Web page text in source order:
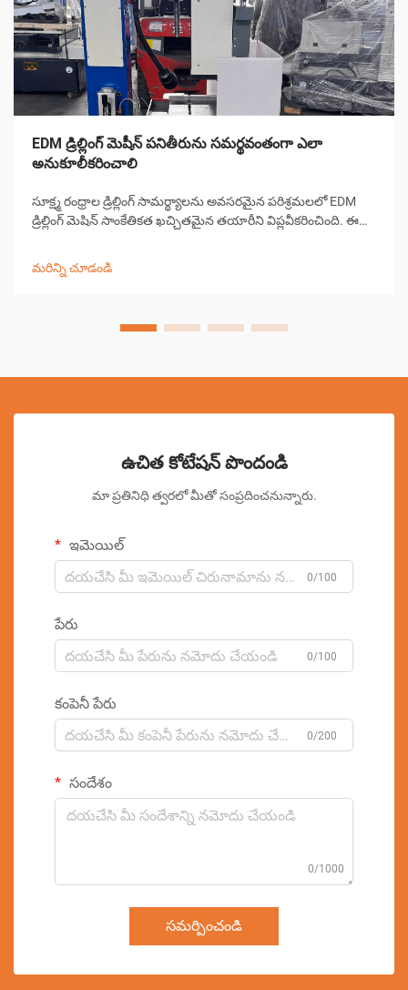
EDM డ్రిల్లింగ్ మెషీన్ పనితీరును సమర్థవంతంగా ఎలా
అనుకూలీకరించాలి
సూక్ష్మ రంధ్రాల డ్రిల్లింగ్ సామర్థ్యాలను అవసరమైన పరిశ్రమలలో EDM
డ్రిల్లింగ్ మెషిన్ సాంకేతికత ఖచ్చితమైన తయారీని విప్లవీకరించింది. ఈ
మరిన్ని చూడండి
ఉచిత కోటేషన్ పొందండి
మా ప్రతినిధి త్వరలో మీతో సంప్రదించనున్నారు.
ఇమెయిల్
0/100
పేరు
0/100
కంపెనీ పేరు
0/200
సందేశం
0/1000
సమర్పించండి